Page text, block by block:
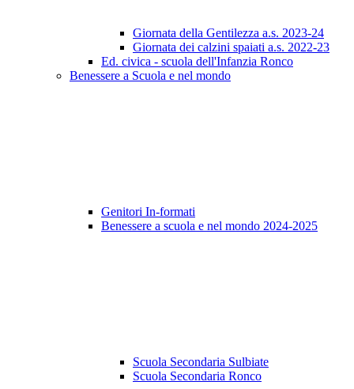
Giornata della Gentilezza a.s. 2023-24
Giornata dei calzini spaiati a.s. 2022-23
Ed. civica - scuola dell'Infanzia Ronco
Benessere a Scuola e nel mondo
Genitori In-formati
Benessere a scuola e nel mondo 2024-2025
Scuola Secondaria Sulbiate
Scuola Secondaria Ronco